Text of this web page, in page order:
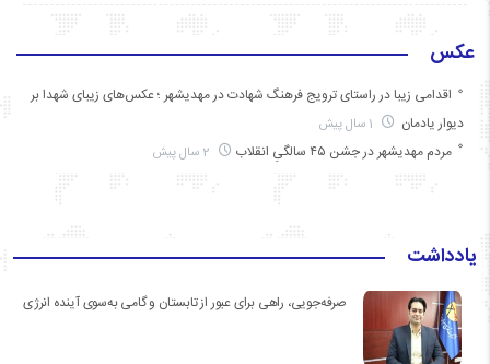
عکس
اقدامی زیبا در راستای ترویج فرهنگ شهادت در مهدیشهر ؛ عکس‌های زیبای شهدا بر
دیوار یادمان
مردم مهدیشهر در جشن ۴۵ سالگیِ انقلاب
یادداشت
صرفه‌جویی، راهی برای عبور از تابستان و گامی به‌سوی آینده انرژی